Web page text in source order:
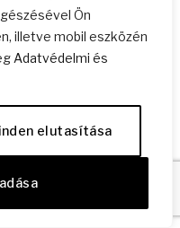
Ön
illetve mobil eszközén
Adatvédelmi és
elutasítása